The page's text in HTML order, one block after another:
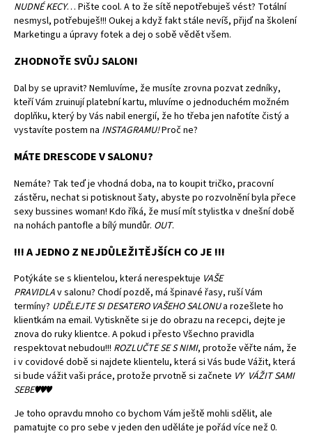
NUDNÉ KECY… Pište cool. A to že sítě nepotřebuješ vést? Totální
nesmysl, potřebuješ!!! Oukej a když fakt stále nevíš, přijď na školení
Marketingu a úpravy fotek a dej o sobě vědět všem.
ZHODNOŤE SVŮJ SALON!
Dal by se upravit? Nemluvíme, že musíte zrovna pozvat zedníky,
kteří Vám zruinují platební kartu, mluvíme o jednoduchém možném
doplňku, který by Vás nabil energií, že ho třeba jen nafotíte čistý a
vystavíte postem na INSTAGRAMU!Proč ne?
MÁTE DRESCODE V SALONU?
Nemáte? Tak teď je vhodná doba, na to koupit tričko, pracovní
zástěru, nechat si potisknout šaty, abyste po rozvolnění byla přece
sexy bussines woman! Kdo říká, že musí mít stylistka v dnešní době
na nohách pantofle a bílý mundůr. OUT.
!!! A JEDNO Z NEJDŮLEŽITĚJŠÍCH CO JE !!!
Potýkáte se s klientelou, která nerespektuje VAŠE
PRAVIDLAv salonu? Chodí pozdě, má špinavé řasy, ruší Vám
termíny? UDĚLEJTE SI DESATERO VAŠEHO SALONU a rozešlete ho
klientkám na email. Vytiskněte si je do obrazu na recepci, dejte je
znova do ruky klientce. A pokud i přesto Všechno pravidla
respektovat nebudou!!! ROZLUČTE SE S NIMI, protože věřte nám, že
i v covidové době si najdete klientelu, která si Vás bude Vážit, která
si bude vážit vaši práce, protože prvotně si začnete VY VÁŽIT SAMI
SEBE♥️♥️♥️
Je toho opravdu mnoho co bychom Vám ještě mohli sdělit, ale
pamatujte co pro sebe v jeden den uděláte je pořád více než 0.